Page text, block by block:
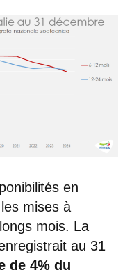
en
mises à
mois. La
au 31
de 4% du